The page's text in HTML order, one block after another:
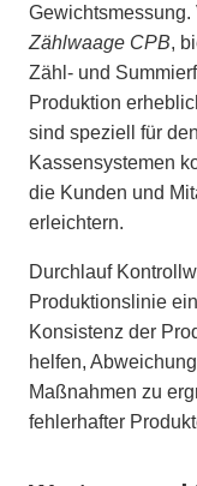
Zählwaage CPB,
Zähl- und
Produktion
sind speziell für
Kassensystemen
die Kunden und
erleichtern.
Durchlauf
Produktionslinie
Konsistenz der
helfen,
Maßnahmen zu
fehlerhafter